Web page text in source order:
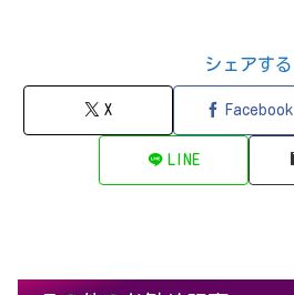
シェアする
X Facebook
LINE